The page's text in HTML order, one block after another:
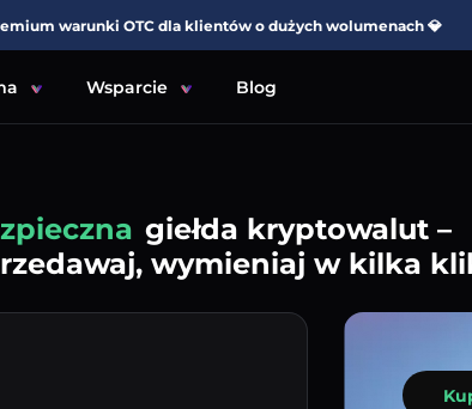
warunki OTC dla klientów o dużych wolumenach 💎
Wsparcie Blog
giełda kryptowalut –
wymieniaj w kilka